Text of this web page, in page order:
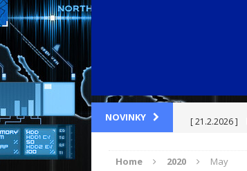
NOVINKY [ 21.2.2026 ]
Home 2020 May